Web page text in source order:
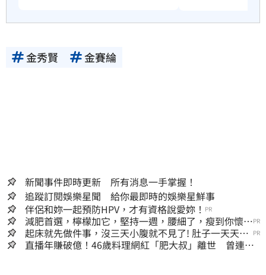
金秀賢 金賽綸
新聞事件即時更新 所有消息一手掌握！
追蹤訂閱娛樂星聞 給你最即時的娛樂星鮮事
伴侶和妳一起預防HPV，才有資格說愛妳！ PR
減肥首選，檸檬加它，堅持一週，腰細了，瘦到你懷疑
人生
PR
起床就先做件事，沒三天小腹就不見了! 肚子一天天變
小！
PR
直播年賺破億！46歲料理網紅「肥大叔」離世 曾連播